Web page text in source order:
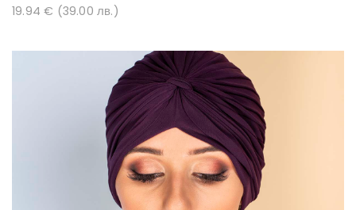
19.94 € (39.00 лв.)